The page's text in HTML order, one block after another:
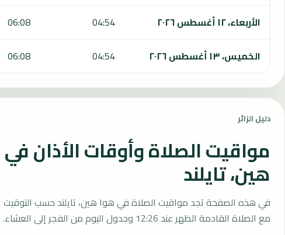
الأربعاء، ١٢ أغسطس ٢٠٢٦
04:54
06:08
الخميس، ١٣ أغسطس ٢٠٢٦
04:54
06:08
دليل الزائر
مواقيت الصلاة وأوقات الأذان
هين، تايلند
في هذه الصفحة تجد مواقيت الصلاة في هوا هين، تايلند حسب التوقيت
مع الصلاة القادمة الظهر عند 12:26 وجدول اليوم من الفجر إلى العشاء.